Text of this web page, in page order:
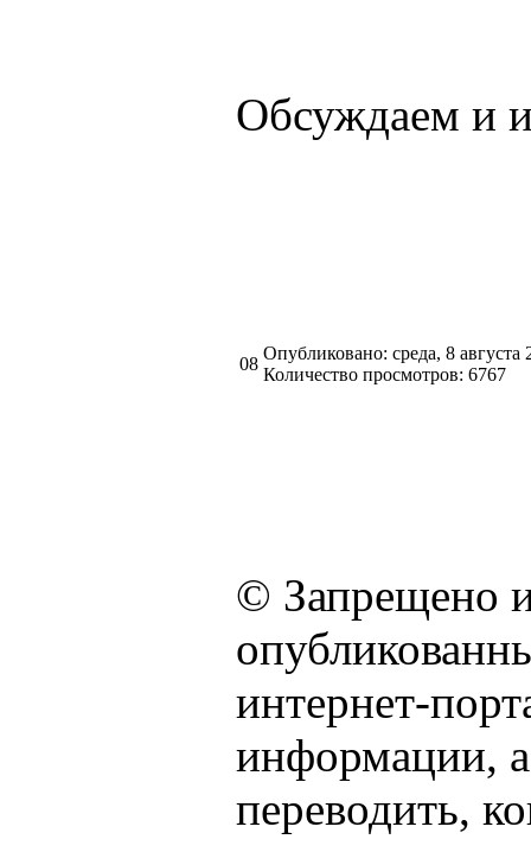
Обсуждаем и
08
Опубликовано: среда, 8 августа
Количество просмотров: 6767
© Запрещено
интернет-
информации, а
переводить,